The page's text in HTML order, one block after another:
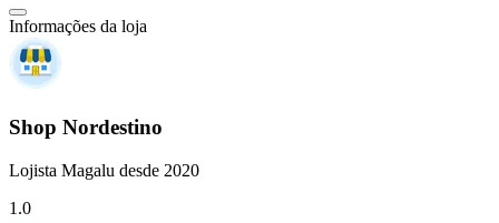
Informações da loja
Shop Nordestino
Lojista Magalu desde 2020
1.0